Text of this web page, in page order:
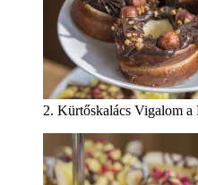
2. Kürtőskalács Vigalom